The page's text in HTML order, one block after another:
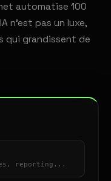
automatise 100
n'est pas un luxe,
qui grandissent de
reporting...